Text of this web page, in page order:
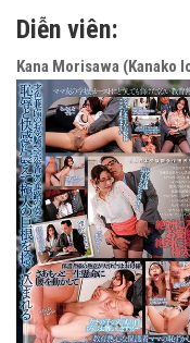
Diễn viên:
Kana Morisawa (Kanako